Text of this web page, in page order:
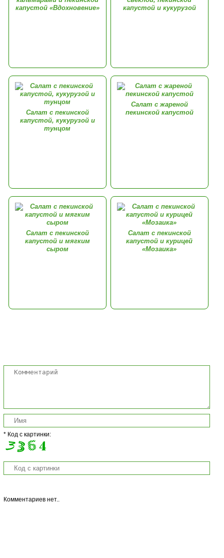
капустой «Вдохновение»
капустой и кукурузой
Салат с пекинской
капустой, кукурузой и
тунцом
Салат с жареной
пекинской капустой
Салат с пекинской
капустой и мягким
сыром
Салат с пекинской
капустой и курицей
«Мозаика»
* Код с картинки:
Комментариев нет..